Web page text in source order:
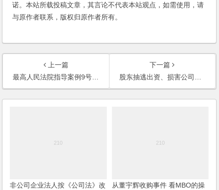
诺。本站所载投稿文章，其言论不代表本站观点，如需使用，请
与原作者联系，版权归原作者所有。
上一篇
最高人民法院指导案例9号上海存亮贸易有限公司诉蒋志东、王卫明等买卖合同纠纷案
下一篇
股东抽逃出资、损害公司权益行为的认定标准
非公司企业法人按《公司法》改
从董宇辉收购事件 看MBO的操